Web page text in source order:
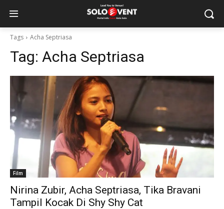
Tags Acha Septriasa
Tag: Acha Septriasa
Film
Nirina Zubir, Acha Septriasa, Tika Bravani
Tampil Kocak Di Shy Shy Cat